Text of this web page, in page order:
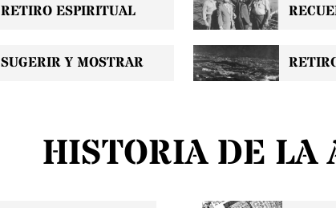
RETIRO ESPIRITUAL
SUGERIR Y MOSTRAR
HISTORIA DE LA